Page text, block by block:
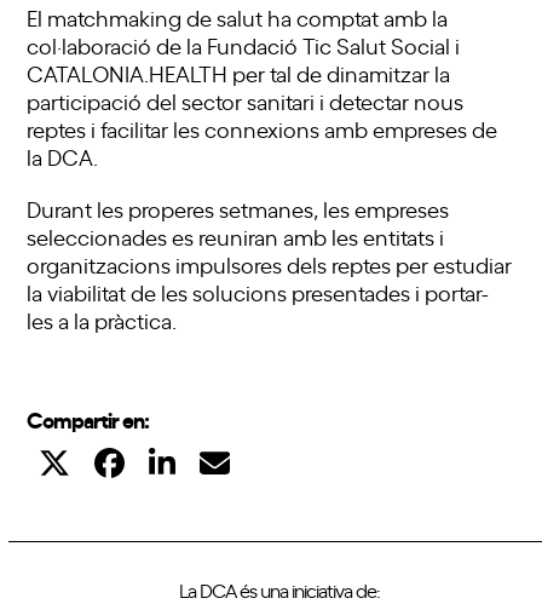
El matchmaking de salut ha comptat amb la
col·laboració de la Fundació Tic Salut Social i
CATALONIA.HEALTH per tal de dinamitzar la
participació del sector sanitari i detectar nous
reptes i facilitar les connexions amb empreses de
la DCA.
Durant les properes setmanes, les empreses
seleccionades es reuniran amb les entitats i
organitzacions impulsores dels reptes per estudiar
la viabilitat de les solucions presentades i portar-
les a la pràctica.
Compartir en:
La DCA és una iniciativa de: